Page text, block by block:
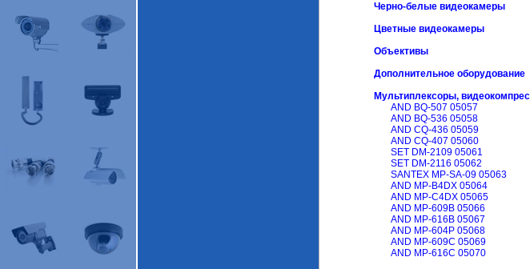
Черно-белые видеокамеры
Цветные видеокамеры
Объективы
Дополнительное оборудование
Мультиплексоры,
AND BQ-507 05057
AND BQ-536 05058
AND CQ-436 05059
AND CQ-407 05060
SET DM-2109 05061
SET DM-2116 05062
SANTEX MP-SA-09 05063
AND MP-B4DX 05064
AND MP-С4DX 05065
AND MP-609B 05066
AND MP-616B 05067
AND MP-604P 05068
AND MP-609C 05069
AND MP-616C 05070